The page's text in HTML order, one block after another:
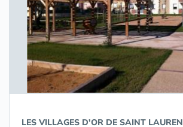
LES VILLAGES D'OR DE SAINT